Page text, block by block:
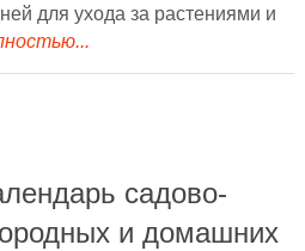
для ухода за растениями и
садово-
и домашних